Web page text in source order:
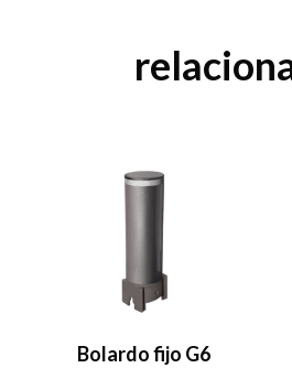
Bolardo fijo G6